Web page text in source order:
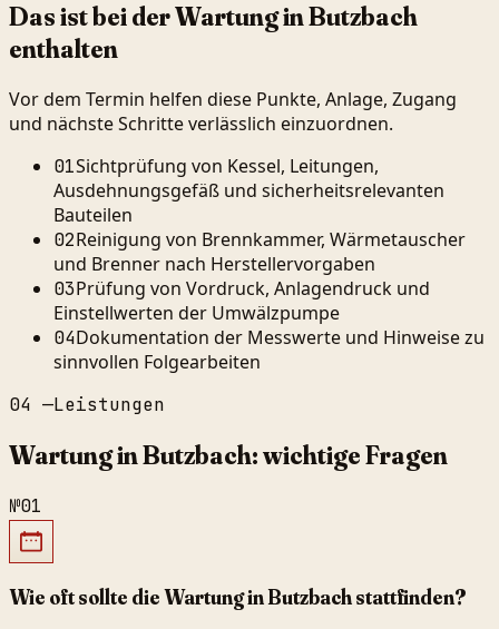
Das ist bei der Wartung in Butzbach
enthalten
Vor dem Termin helfen diese Punkte, Anlage, Zugang
und nächste Schritte verlässlich einzuordnen.
01Sichtprüfung von Kessel, Leitungen,
Ausdehnungsgefäß und sicherheitsrelevanten
Bauteilen
02Reinigung von Brennkammer, Wärmetauscher
und Brenner nach Herstellervorgaben
03Prüfung von Vordruck, Anlagendruck und
Einstellwerten der Umwälzpumpe
04Dokumentation der Messwerte und Hinweise zu
sinnvollen Folgearbeiten
04 —Leistungen
Wartung in Butzbach: wichtige Fragen
№01
Wie oft sollte die Wartung in Butzbach stattfinden?